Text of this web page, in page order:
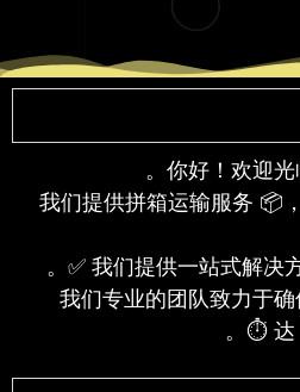
你好！欢迎光
我们提供拼箱运输服务 📦
我们提供一站式解决方
我们专业的团队致力于
达